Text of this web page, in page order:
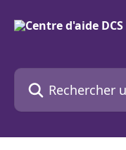
Rechercher un